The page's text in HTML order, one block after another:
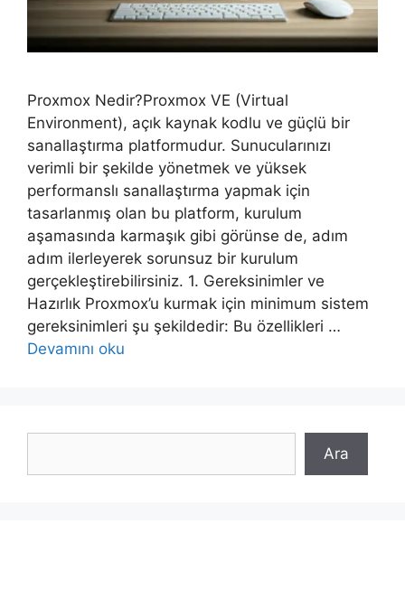
Proxmox Nedir?Proxmox VE (Virtual
Environment), açık kaynak kodlu ve güçlü bir
sanallaştırma platformudur. Sunucularınızı
verimli bir şekilde yönetmek ve yüksek
performanslı sanallaştırma yapmak için
tasarlanmış olan bu platform, kurulum
aşamasında karmaşık gibi görünse de, adım
adım ilerleyerek sorunsuz bir kurulum
gerçekleştirebilirsiniz. 1. Gereksinimler ve
Hazırlık Proxmox’u kurmak için minimum sistem
gereksinimleri şu şekildedir: Bu özellikleri …
Devamını oku
Ara